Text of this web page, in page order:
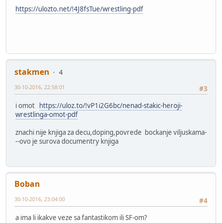
https://ulozto.net/!4J8fsTue/wrestling-pdf
stakmen
4
#3
30-10-2016, 22:58:01
i omot
https://uloz.to/!vP1i2G6bc/nenad-stakic-heroji-
wrestlinga-omot-pdf
znachi nije knjiga za decu,doping,povrede bockanje viljuskama-
--ovo je surova documentry knjiga
Boban
#4
30-10-2016, 23:04:00
a ima li ikakve veze sa fantastikom ili SF-om?